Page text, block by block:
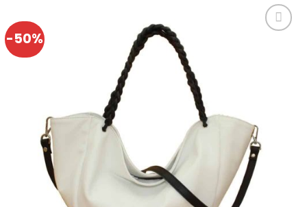
-50%